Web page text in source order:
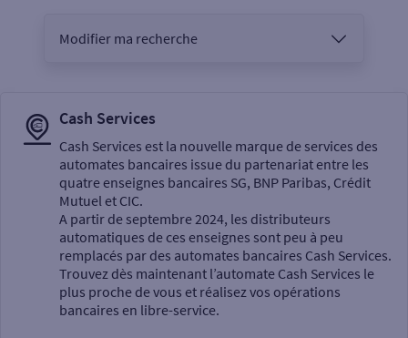
Modifier ma recherche
Sélectionnez votre recherche
Un service
Cash Services
Cash Services est la nouvelle marque de services des
automates bancaires issue du partenariat entre les
quatre enseignes bancaires SG, BNP Paribas, Crédit
Mutuel et CIC.
A partir de septembre 2024, les distributeurs
automatiques de ces enseignes sont peu à peu
remplacés par des automates bancaires Cash Services.
Trouvez dès maintenant l’automate Cash Services le
plus proche de vous et réalisez vos opérations
bancaires en libre-service.